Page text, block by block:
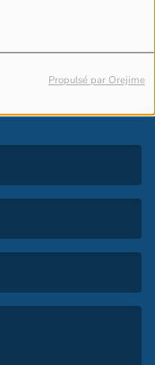
Propulsé par Orejime